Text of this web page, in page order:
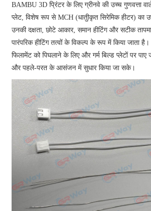
BAMBU 3D प्रिंटर के लिए ग्रीनवे की उच्च गुणवत्ता
प्लेट, विशेष रूप से MCH (धातुीकृत सिरेमिक हीटर) का
उनकी दक्षता, छोटे आकार, समान हीटिंग और सटीक
पारंपरिक हीटिंग तत्वों के विकल्प के रूप में किया जाता
फिलामेंट को पिघलाने के लिए और गर्म बिल्ड प्लेटों पर पाए
और पहले-परत के आसंजन में सुधार किया जा सके।